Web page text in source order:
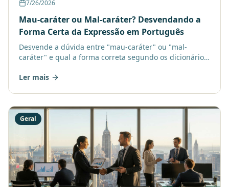
7/26/2026
Mau-caráter ou Mal-caráter? Desvendando a
Forma Certa da Expressão em Português
Desvende a dúvida entre "mau-caráter" ou "mal-
caráter" e qual a forma correta segundo os dicionários
aprimore sua co
Ler mais
Geral